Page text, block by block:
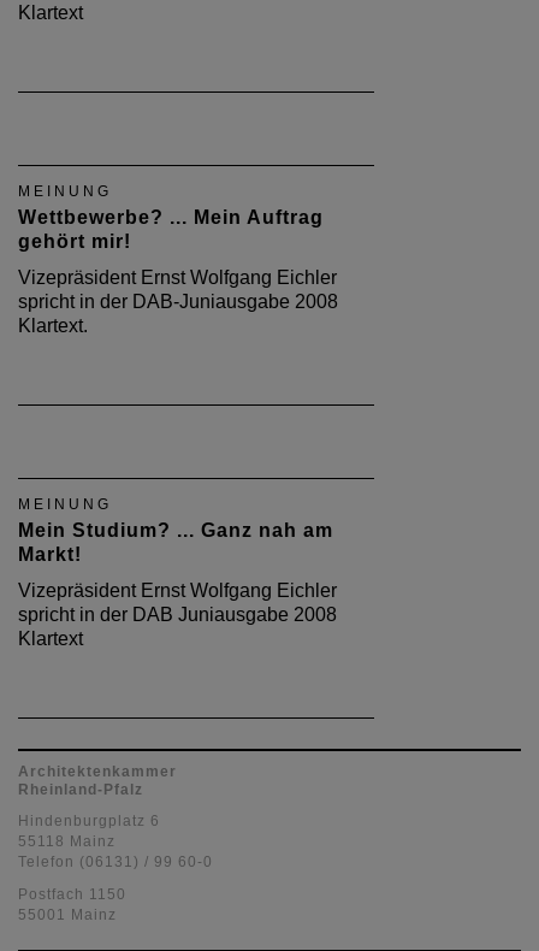
Klartext
MEINUNG
Wettbewerbe? ... Mein Auftrag
gehört mir!
Vizepräsident Ernst Wolfgang Eichler
spricht in der DAB-Juniausgabe 2008
Klartext.
MEINUNG
Mein Studium? ... Ganz nah am
Markt!
Vizepräsident Ernst Wolfgang Eichler
spricht in der DAB Juniausgabe 2008
Klartext
Architektenkammer
Rheinland-Pfalz
Hindenburgplatz 6
55118 Mainz
Telefon (06131) / 99 60-0
Postfach 1150
55001 Mainz